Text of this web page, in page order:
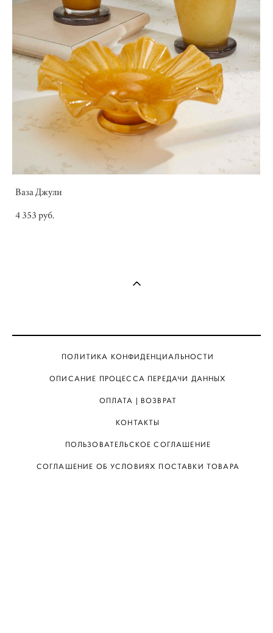
Ваза Джули
4 353 pуб.
ПОЛИТИКА КОНФИДЕНЦИАЛЬНОСТИ
ОПИСАНИЕ ПРОЦЕССА ПЕРЕДАЧИ ДАННЫХ
ОПЛАТА | ВОЗВРАТ
КОНТАКТЫ
ПОЛЬЗОВАТЕЛЬСКОЕ СОГЛАШЕНИЕ
СОГЛАШЕНИЕ ОБ УСЛОВИЯХ ПОСТАВКИ ТОВАРА